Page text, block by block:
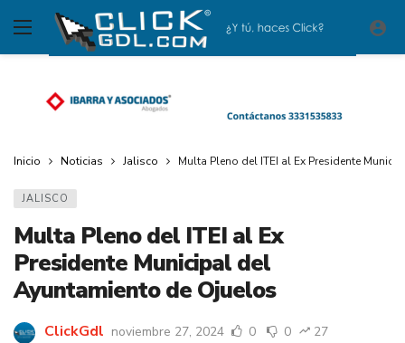
Inicio Noticias Jalisco Multa Pleno del ITEI al Ex Presidente
JALISCO
Multa Pleno del ITEI al Ex
Presidente Municipal del
Ayuntamiento de Ojuelos
ClickGdl noviembre 27, 2024 0 0 27